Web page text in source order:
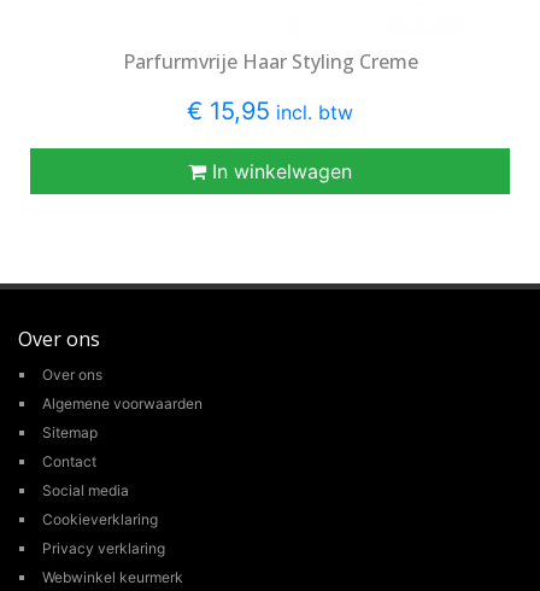
Parfurmvrije Haar Styling Creme
€ 15,95 incl. btw
In winkelwagen
Over ons
Over ons
Algemene voorwaarden
Sitemap
Contact
Social media
Cookieverklaring
Privacy verklaring
Webwinkel keurmerk